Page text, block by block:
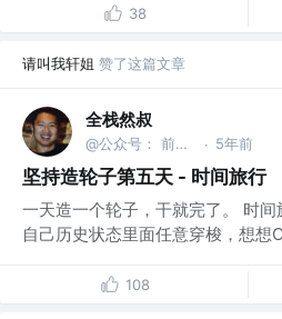
38
请叫我轩姐 赞了这篇文章
全栈然叔
@公众号： 前端大班车 · 5年前
坚持造轮子第五天 - 时间旅行
一天造一个轮子，干就完了。 时
自己历史状态里面任意穿梭，想想
108